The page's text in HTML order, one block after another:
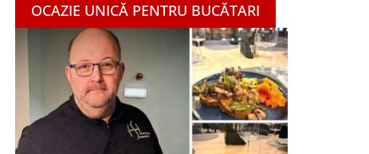
OCAZIE UNICĂ PENTRU BUCĂTARI